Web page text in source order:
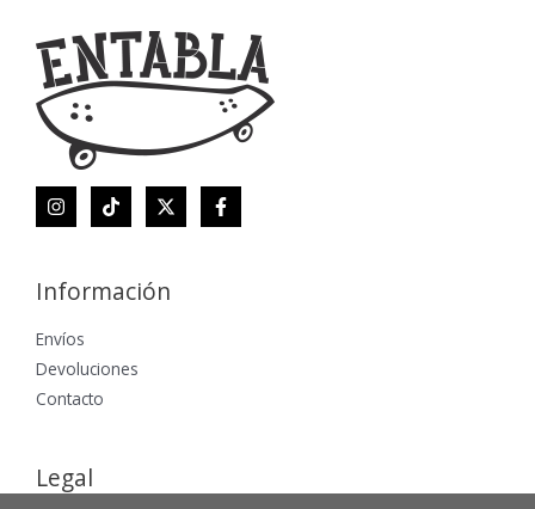
Información
Envíos
Devoluciones
Contacto
Legal